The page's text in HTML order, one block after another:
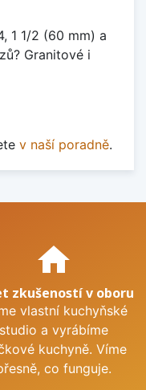
1 1/2 (60 mm) a
Granitové i
v naší poradně.
home
zkušeností v oboru
vlastní kuchyňské
studio a vyrábíme
kuchyně. Víme
co funguje.